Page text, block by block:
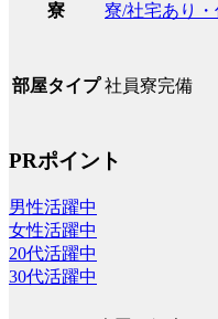
寮 寮/社宅あり
部屋タイプ 社員寮完備
PRポイント
男性活躍中
女性活躍中
20代活躍中
30代活躍中